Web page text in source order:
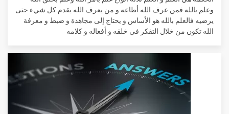
وعلم بالله فمن عرف الله أطاعه و من يعرف الله يقدم كل شيء حتى
يرضيه فالعلم بالله هو الأساس و يحتاج إلى مجاهدة و ضبط و معرفة
الله تكون من خلال التفكر في خلقه و أفعاله و كلامه